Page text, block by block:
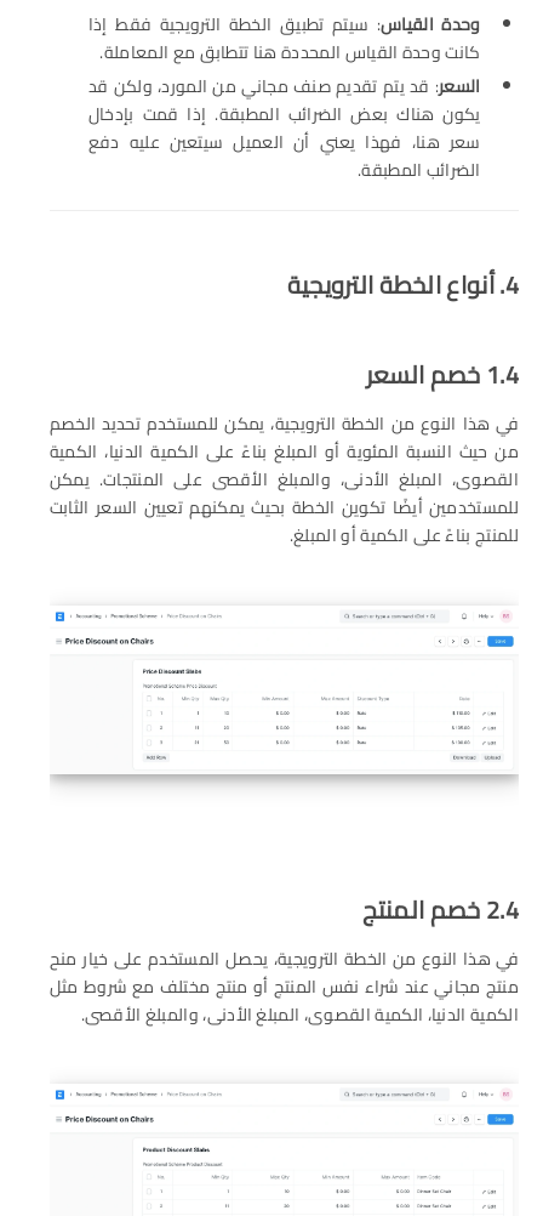
وحدة القياس: سيتم تطبيق الخطة الترويجية فقط إذا
كانت وحدة القياس المحددة هنا تتطابق مع المعاملة.
السعر: قد يتم تقديم صنف مجاني من المورد، ولكن قد
يكون هناك بعض الضرائب المطبقة. إذا قمت بإدخال
سعر هنا، فهذا يعني أن العميل سيتعين عليه دفع
الضرائب المطبقة.
4. أنواع الخطة الترويجية
1.4 خصم السعر
في هذا النوع من الخطة الترويجية، يمكن للمستخدم تحديد الخصم
من حيث النسبة المئوية أو المبلغ بناءً على الكمية الدنيا، الكمية
القصوى، المبلغ الأدنى، والمبلغ الأقصى على المنتجات. يمكن
للمستخدمين أيضًا تكوين الخطة بحيث يمكنهم تعيين السعر الثابت
للمنتج بناءً على الكمية أو المبلغ.
2.4 خصم المنتج
في هذا النوع من الخطة الترويجية، يحصل المستخدم على خيار منح
منتج مجاني عند شراء نفس المنتج أو منتج مختلف مع شروط مثل
الكمية الدنيا، الكمية القصوى، المبلغ الأدنى، والمبلغ الأقصى.